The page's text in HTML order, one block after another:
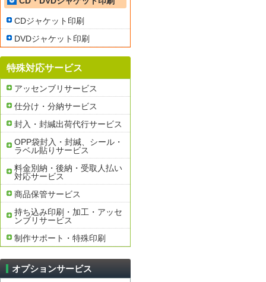
CDジャケット印刷
DVDジャケット印刷
特殊対応サービス
アッセンブリサービス
仕分け・分納サービス
封入・封緘出荷代行サービス
OPP袋封入・封緘、シール・
ラベル貼りサービス
料金別納・後納・受取人払い
対応サービス
商品保管サービス
持ち込み印刷・加工・アッセ
ンブリサービス
制作サポート・特殊印刷
オプションサービス